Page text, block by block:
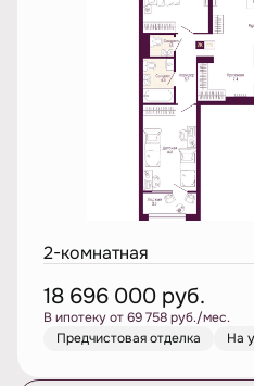
2-комнатная
18 696 000 руб.
В ипотеку от 69 758 руб./мес.
Предчистовая отделка
На